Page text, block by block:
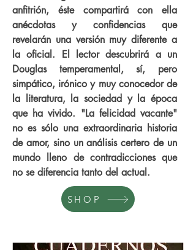
anfitrión, éste compartirá con ella
anécdotas y confidencias que
revelarán una versión muy diferente a
la oficial. El lector descubrirá a un
Douglas temperamental, sí, pero
simpático, irónico y muy conocedor de
la literatura, la sociedad y la época
que ha vivido. "La felicidad vacante"
no es sólo una extraordinaria historia
de amor, sino un análisis certero de un
mundo lleno de contradicciones que
no se diferencia tanto del actual.
SHOP